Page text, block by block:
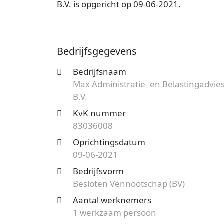
B.V. is opgericht op 09-06-2021.
Besloten Vennootschap (BV) en de
Op zoek naar een accountantskantoor
mogelijkheden?
Start nu je gratis
het aanbod en bespaar op de kosten!
Bedrijfsgegevens
Bedrijfsnaam
Max Administratie- en
B.V.
KvK nummer
83036008
Oprichtingsdatum
09-06-2021
Bedrijfsvorm
Besloten Vennootschap (BV)
Aantal werknemers
1 werkzaam persoon